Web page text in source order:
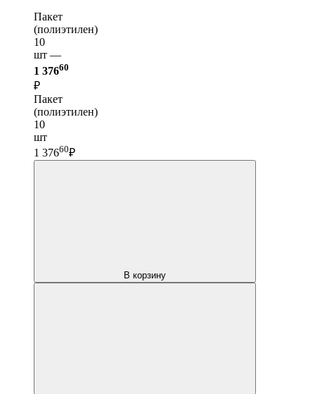
Пакет
(полиэтилен)
10
шт —
1 37660
₽
Пакет
(полиэтилен)
10
шт
1 37660₽
В корзину